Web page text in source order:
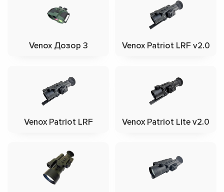
Venox Дозор 3 Venox Patriot LRF v2.0
Venox Patriot LRF Venox Patriot Lite v2.0